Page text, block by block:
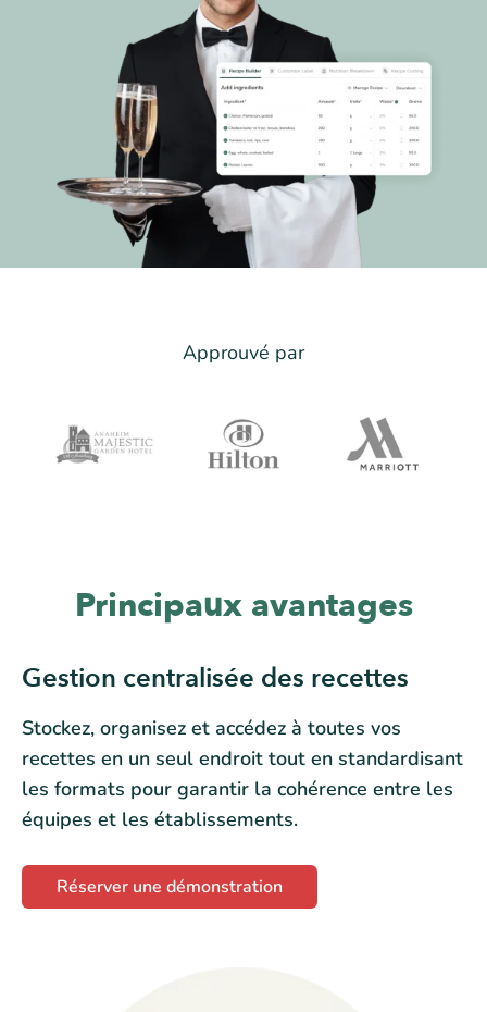
Approuvé par
Principaux avantages
Gestion centralisée des recettes
Stockez, organisez et accédez à toutes vos
recettes en un seul endroit tout en standardisant
les formats pour garantir la cohérence entre les
équipes et les établissements.
Réserver une démonstration